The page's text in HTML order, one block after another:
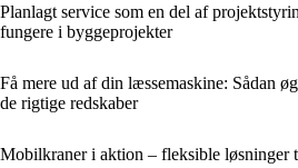
Planlagt service som en del af
fungere i byggeprojekter
Få mere ud af din læssemaskine: Sådan
de rigtige redskaber
Mobilkraner i aktion – fleksible løsninger